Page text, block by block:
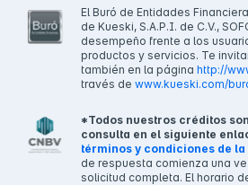
El Buró de Entidades
de Kueski, S.A.P.I. de C.V.,
desempeño frente a los
productos y servicios. Te
también en la página http://
través de www.kueski.com/
*Todos nuestros créditos
consulta en el siguiente
términos y condiciones de
de respuesta comienza una
solicitud completa. El horario